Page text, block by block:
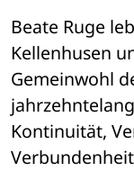
Beate Ruge
Kellenhusen
Gemeinwohl
Kontinuität,